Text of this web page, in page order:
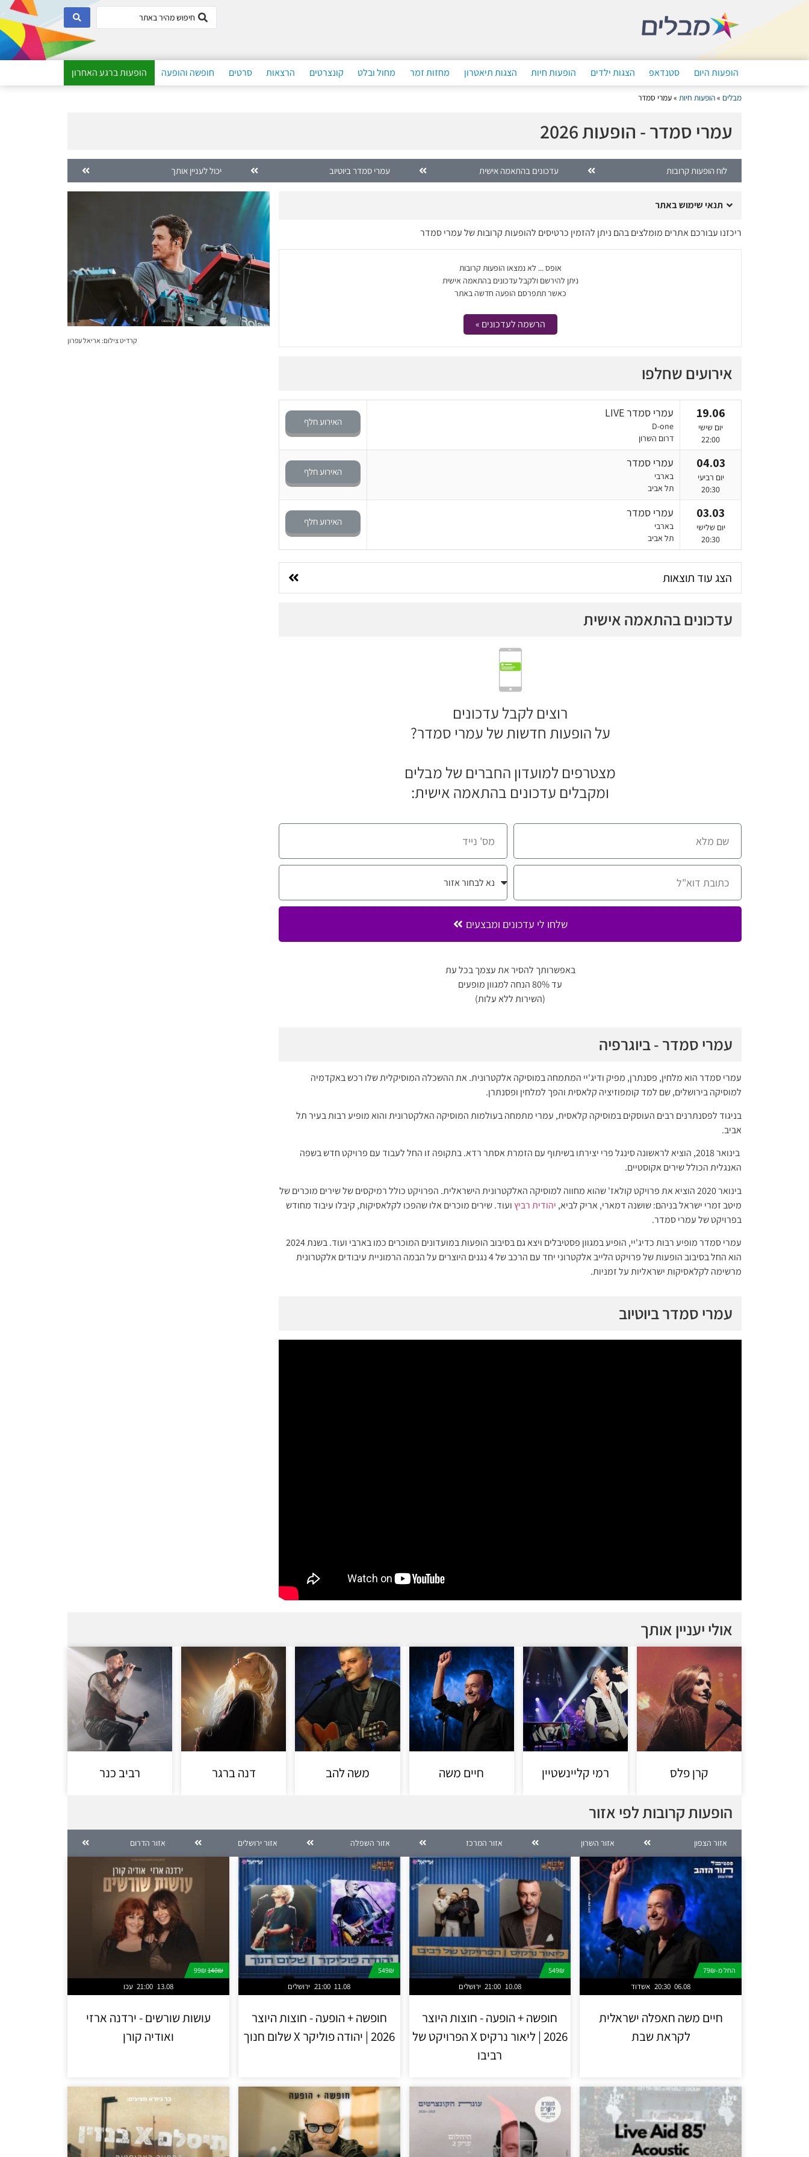
הופעות היום סטנדאפ הצגות ילדים הופעות חיות הצגות תיאטרון מחזות זמר מחול ובלט קונצרטים הרצאות סרטים חופשה והופעה הופעות ברגע האחרון
מבלים »הופעות חיות »עמרי סמדר
עמרי סמדר - הופעות 2026
לוח הופעות קרובות עדכונים בהתאמה אישית עמרי סמדר ביוטיוב יכול לעניין אותך
תנאי שימוש באתר
ריכזנו עבורכם אתרים מומלצים בהם ניתן להזמין כרטיסים להופעות קרובות של עמרי סמדר
אופס ... לא נמצאו הופעות קרובות
ניתן להירשם ולקבל עדכונים בהתאמה אישית
כאשר תתפרסם הופעה חדשה באתר
הרשמה לעדכונים »
אירועים שחלפו
19.06
יום שישי
22:00
עמרי סמדר LIVE
D-one
דרום השרון
האירוע חלף
04.03
יום רביעי
20:30
עמרי סמדר
בארבי
תל אביב
האירוע חלף
03.03
יום שלישי
20:30
עמרי סמדר
בארבי
תל אביב
האירוע חלף
הצג עוד תוצאות
עדכונים בהתאמה אישית
רוצים לקבל עדכונים
על הופעות חדשות של עמרי סמדר?
מצטרפים למועדון החברים של מבלים
ומקבלים עדכונים בהתאמה אישית:
שלחו לי עדכונים ומבצעים
באפשרותך להסיר את עצמך בכל עת
עד 80% הנחה למגוון מופעים
(השירות ללא עלות)
עמרי סמדר - ביוגרפיה
עמרי סמדר הוא מלחין, פסנתרן, מפיק ודיג'יי המתמחה במוסיקה אלקטרונית. את ההשכלה המוסיקלית שלו רכש באקדמיה
למוסיקה בירושלים, שם למד קומפוזיציה קלאסית והפך למלחין ופסנתרן.
בניגוד לפסנתרנים רבים העוסקים במוסיקה קלאסית, עמרי מתמחה בעולמות המוסיקה האלקטרונית והוא מופיע רבות בעיר תל
אביב.
בינואר 2018, הוציא לראשונה סינגל פרי יצירתו בשיתוף עם הזמרת אסתר רדא. בתקופה זו החל לעבוד עם פרויקט חדש בשפה
האנגלית הכולל שירים אקוסטיים.
בינואר 2020 הוציא את פרויקט קולאז' שהוא מחווה למוסיקה האלקטרונית הישראלית. הפרויקט כולל רמיקסים של שירים מוכרים של
מיטב זמרי ישראל בניהם: שושנה דמארי, אריק לביא, יהודית רביץ ועוד. שירים מוכרים אלו שהפכו לקלאסיקות, קיבלו עיבוד מחודש
בפרויקט של עמרי סמדר.
עמרי סמדר מופיע רבות כדיג'יי, הופיע במגוון פסטיבלים ויצא גם בסיבוב הופעות במועדונים המוכרים כמו בארבי ועוד. בשנת 2024
הוא החל בסיבוב הופעות של פרויקט הלייב אלקטרוני יחד עם הרכב של 4 נגנים היוצרים על הבמה הרמוניית עיבודים אלקטרונית
מרשימה לקלאסיקות ישראליות על זמניות.
עמרי סמדר ביוטיוב
קרדיט צילום: אריאל עפרון
אולי יעניין אותך
קרן פלס רמי קליינשטיין חיים משה משה להב דנה ברגר רביב כנר
הופעות קרובות לפי אזור
אזור הצפון אזור השרון אזור המרכז אזור השפלה אזור ירושלים אזור הדרום
החל מ-79₪
אשדוד 20:30 06.08
חיים משה חאפלה ישראלית
לקראת שבת
549₪
ירושלים 21:00 10.08
חופשה + הופעה - חוצות היוצר
2026 | ליאור נרקיס X הפרויקט של
רביבו
549₪
ירושלים 21:00 11.08
חופשה + הופעה - חוצות היוצר
2026 | יהודה פוליקר X שלום חנוך
140₪
99₪
עכו 21:00 13.08
עושות שורשים - ירדנה ארזי
ואודיה קורן